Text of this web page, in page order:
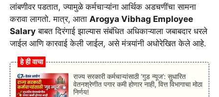
लांबणीवर पडतात, ज्यामुळे कर्मचाऱ्यांना आर्थिक अडचणींचा सामना
करावा लागतो. मात्र, आता Arogya Vibhag Employee
Salary बाबत दिरंगाई झाल्यास संबंधित अधिकाऱ्याला जबाबदार धरले
जाईल आणि कारवाई केली जाईल, असे मंत्र्यांनी अधोरेखित केले आहे.
हे ही वाचा
राज्य सरकारी कर्मचाऱ्यांसाठी ‘गुड न्यूज’: सुधारित
वेतनश्रेणीत पगार कमी होणार नाही, वित्त विभागाचा मोठा
निर्णय!